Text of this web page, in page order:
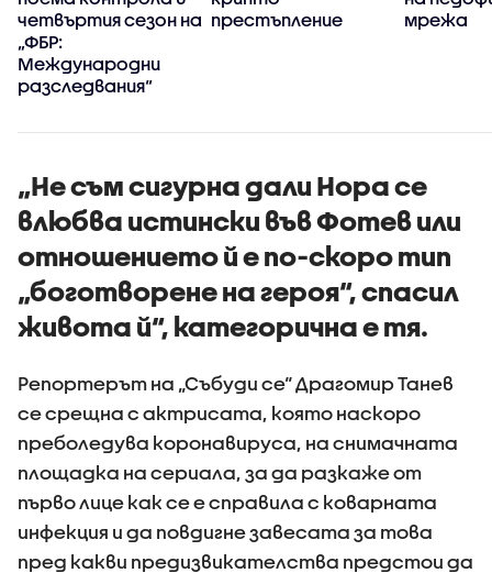
четвъртия сезон на
„ФБР:
Международни
разследвания“
престъпление
мрежа
„Не съм сигурна дали Нора се
влюбва истински във Фотев или
отношението й е по-скоро тип
„боготворене на героя“, спасил
живота й“, категорична е тя.
Репортерът на „Събуди се“ Драгомир Танев
се срещна с актрисата, която наскоро
преболедува коронавируса, на снимачната
площадка на сериала, за да разкаже от
първо лице как се е справила с коварната
инфекция и да повдигне завесата за това
пред какви предизвикателства предстои да